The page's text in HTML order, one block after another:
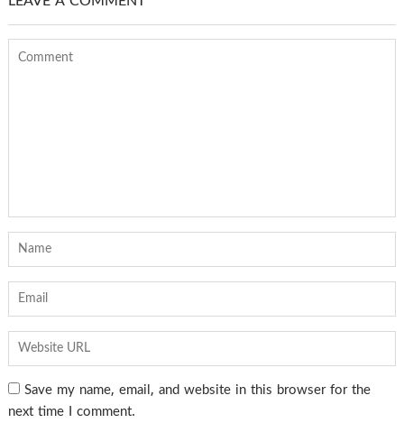
Save my name, email, and website in this browser for the
next time I comment.